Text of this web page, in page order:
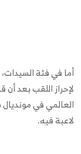
أما في فئة
لإحراز اللقب بعد أن
العالمي في
لاعبة فيه.